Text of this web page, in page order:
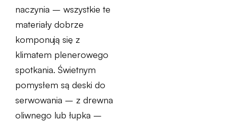
naczynia – wszystkie te
materiały dobrze
komponują się z
klimatem plenerowego
spotkania. Świetnym
pomysłem są deski do
serwowania – z drewna
oliwnego lub łupka –